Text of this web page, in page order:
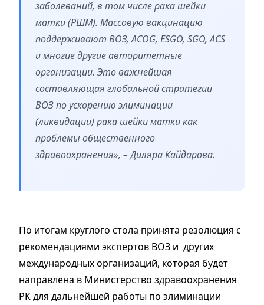
заболеваний, в том числе рака шейки
матки (РШМ). Массовую вакцинацию
поддерживают ВОЗ, ACOG, ESGO, SGO, ACS
и многие другие авторитетные
организации. Это важнейшая
составляющая глобальной стратегии
ВОЗ по ускорению элиминации
(ликвидации) рака шейки матки как
проблемы общественного
здравоохранения», – Диляра Кайдарова.
По итогам круглого стола принята резолюция с
рекомендациями экспертов ВОЗ и других
международных организаций, которая будет
направлена в Министерство здравоохранения
РК для дальнейшей работы по элиминации